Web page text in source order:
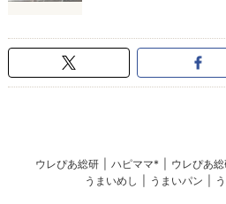
ウレぴあ総研 ハピママ* ウレぴあ
うまいめし
うまいパン